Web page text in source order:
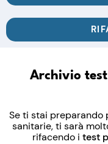
Archivio
Se ti stai preparando
sanitarie, ti sarà
rifacendo i test